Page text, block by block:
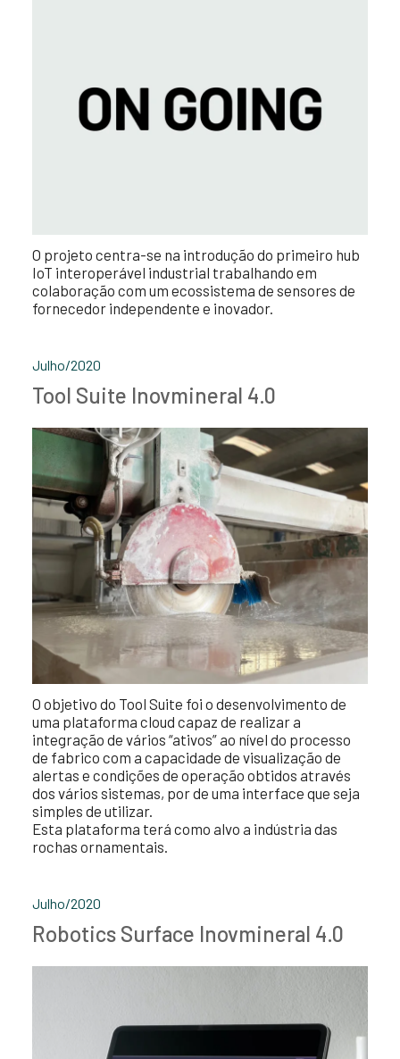
O projeto centra-se na introdução do primeiro hub
IoT interoperável industrial trabalhando em
colaboração com um ecossistema de sensores de
fornecedor independente e inovador.
Julho/2020
Tool Suite Inovmineral 4.0
O objetivo do Tool Suite foi o desenvolvimento de
uma plataforma cloud capaz de realizar a
integração de vários “ativos” ao nível do processo
de fabrico com a capacidade de visualização de
alertas e condições de operação obtidos através
dos vários sistemas, por de uma interface que seja
simples de utilizar.
Esta plataforma terá como alvo a indústria das
rochas ornamentais.
Julho/2020
Robotics Surface Inovmineral 4.0